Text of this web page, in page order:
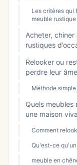
Les critères qui
meuble rustique
Acheter,
rustiques
Relooker ou
perdre leur âme
Méthode
Quels meubles
une maison
Comment
Qu'est-ce
meuble en